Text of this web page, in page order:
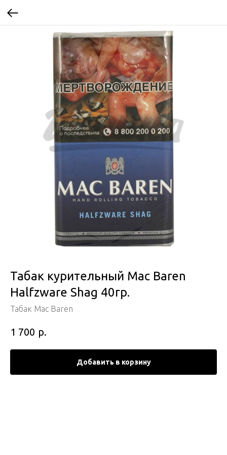
Табак курительный Mac Baren
Halfzware Shag 40гр.
Табак Mac Baren
1 700 р.
Добавить в корзину